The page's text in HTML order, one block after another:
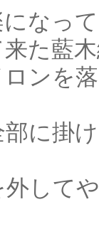
なっ
た藍
ロンを
部に掛
して